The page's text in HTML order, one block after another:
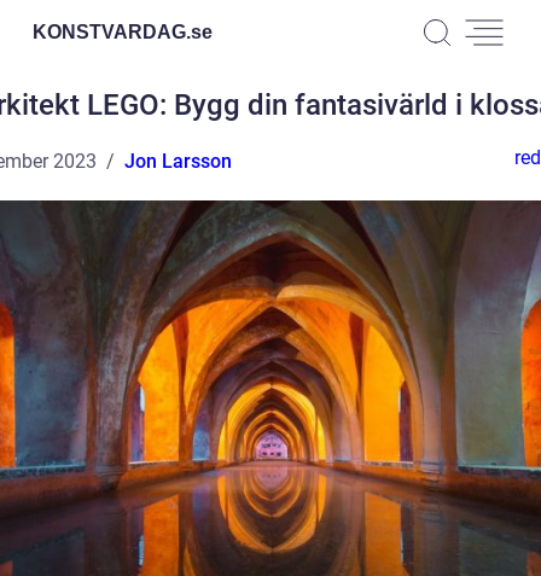
KONSTVARDAG.se
LEGO: Bygg din fantasivärld i
2023 Jon Larsson